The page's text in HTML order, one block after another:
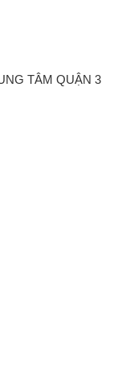
TÂM QUẬN 3